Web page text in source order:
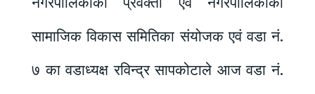
सामाजिक विकास समितिका संयोजक एवं वडा नं.
७ का वडाध्यक्ष रविन्द्र सापकोटाले आज वडा नं.